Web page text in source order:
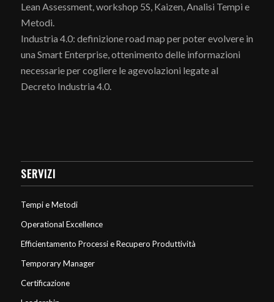
Lean Assessment, workshop 5S, Kaizen, Analisi Tempi e
Metodi.
Industria 4.0: definizione road map per poter evolvere in
una Smart Enterprise, ottenimento delle informazioni
necessarie per cogliere le agevolazioni legate al
Decreto Industria 4.0.
SERVIZI
Tempi e Metodi
Operational Excellence
Efficientamento Processi e Recupero Produttività
Temporary Manager
Certificazione